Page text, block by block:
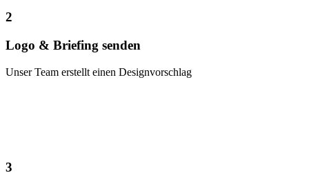
2
Logo & Briefing senden
Unser Team erstellt einen Designvorschlag
3